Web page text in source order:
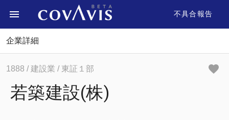
不具合報告
企業詳細
1888 / 建設業 / 東証１部
若築建設(株)